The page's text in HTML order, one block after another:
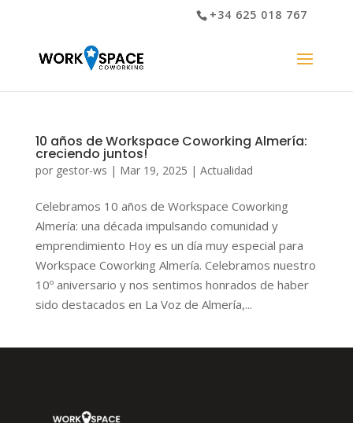
+34 625 018 767
10 años de Workspace Coworking Almería:
creciendo juntos!
por gestor-ws | Mar 19, 2025 | Actualidad
Celebramos 10 años de Workspace Coworking
Almería: una década impulsando comunidad y
emprendimiento Hoy es un día muy especial para
Workspace Coworking Almería. Celebramos nuestro
10º aniversario y nos sentimos honrados de haber
sido destacados en La Voz de Almería,...